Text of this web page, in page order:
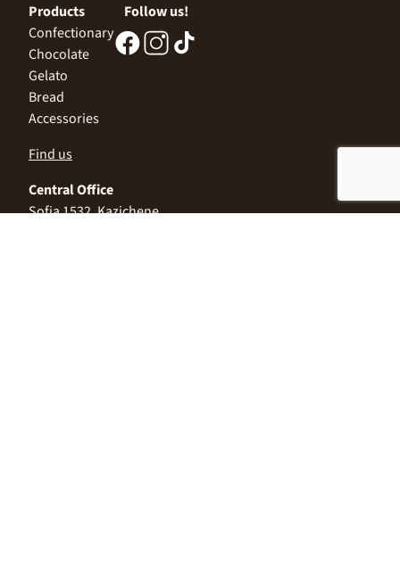
Products
Confectionary
Chocolate
Gelato
Bread
Accessories
Follow us!
Find us
Central Office
Sofia 1532, Kazichene,